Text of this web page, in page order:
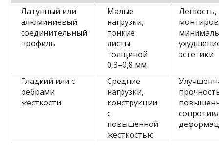
Латунный или
алюминиевый
соединительный
профиль
Малые
нагрузки,
тонкие
листы
толщиной
0,3–0,8 мм
Легкость,
эстетики
Гладкий или с
ребрами
жесткости
Средние
нагрузки,
конструкции
с
повышенной
жесткостью